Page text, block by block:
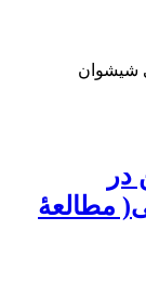
شیشوان
در
مطالعۀ